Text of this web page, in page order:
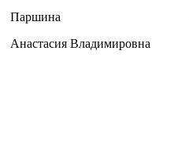
Паршина
Анастасия Владимировна